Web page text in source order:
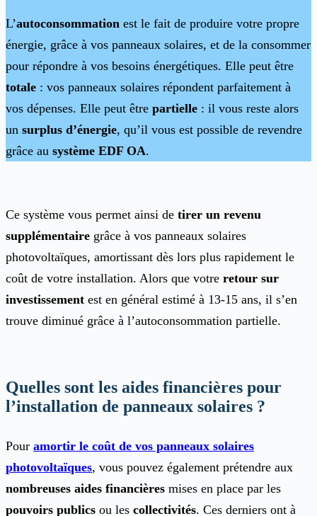
L’autoconsommation est le fait de produire votre propre
énergie, grâce à vos panneaux solaires, et de la consommer
pour répondre à vos besoins énergétiques. Elle peut être
totale : vos panneaux solaires répondent parfaitement à
vos dépenses. Elle peut être partielle : il vous reste alors
un surplus d’énergie, qu’il vous est possible de revendre
grâce au système EDF OA.
Ce système vous permet ainsi de tirer un revenu
supplémentaire grâce à vos panneaux solaires
photovoltaïques, amortissant dès lors plus rapidement le
coût de votre installation. Alors que votre retour sur
investissement est en général estimé à 13-15 ans, il s’en
trouve diminué grâce à l’autoconsommation partielle.
Quelles sont les aides financières pour
l’installation de panneaux solaires ?
Pour amortir le coût de vos panneaux solaires
photovoltaïques, vous pouvez également prétendre aux
nombreuses aides financières mises en place par les
pouvoirs publics ou les collectivités. Ces derniers ont à